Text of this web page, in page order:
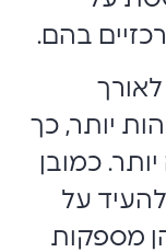
בהם.
יותר, כך
כמובן
על
מספקות